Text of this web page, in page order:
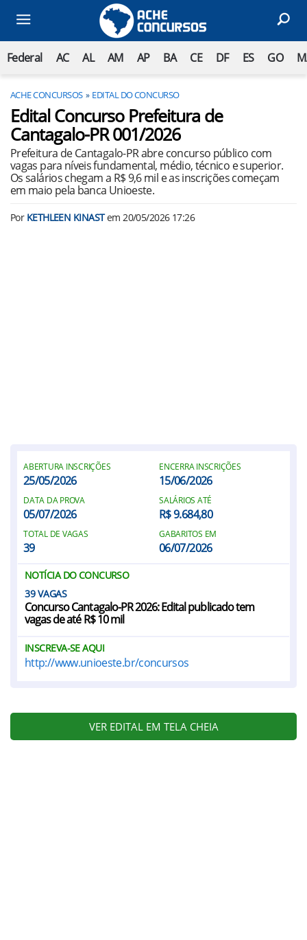
Federal AC AL AM AP BA CE DF ES GO
ACHE CONCURSOS EDITAL DO CONCURSO
Edital Concurso Prefeitura de
Cantagalo-PR 001/2026
Prefeitura de Cantagalo-PR abre concurso público com
vagas para níveis fundamental, médio, técnico e superior.
Os salários chegam a R$ 9,6 mil e as inscrições começam
em maio pela banca Unioeste.
Por KETHLEEN KINASTem20/05/2026 17:26
ABERTURA INSCRIÇÕES
25/05/2026
ENCERRA INSCRIÇÕES
15/06/2026
DATA DA PROVA
05/07/2026
SALÁRIOS ATÉ
R$ 9.684,80
TOTAL DE VAGAS
39
GABARITOS EM
06/07/2026
NOTÍCIA DO CONCURSO
39
Concurso Cantagalo-PR 2026: Edital publicado tem
vagas de até R$ 10 mil
INSCREVA-SE AQUI
http://www.unioeste.br/concursos
VER EDITAL EM TELA CHEIA